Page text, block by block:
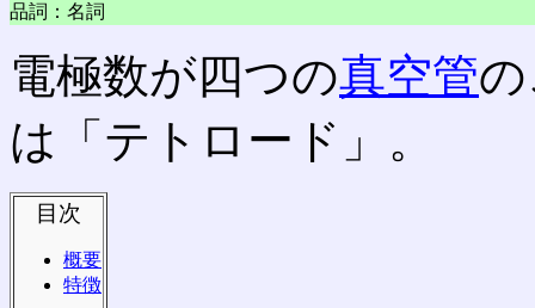
品詞：名詞
電極数が四つの真空管
は「テトロード」。
目次
概要
特徴